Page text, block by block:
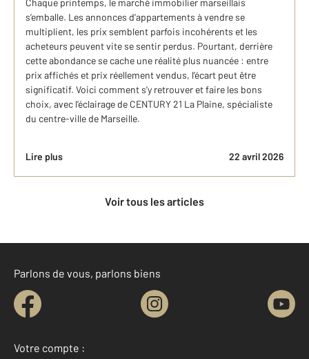
Chaque printemps, le marché immobilier marseillais
s’emballe. Les annonces d’appartements à vendre se
multiplient, les prix semblent parfois incohérents et les
acheteurs peuvent vite se sentir perdus. Pourtant, derrière
cette abondance se cache une réalité plus nuancée : entre
prix affichés et prix réellement vendus, l’écart peut être
significatif. Voici comment s’y retrouver et faire les bons
choix, avec l’éclairage de CENTURY 21 La Plaine, spécialiste
du centre-ville de Marseille.
Lire plus 22 avril 2026
Voir tous les articles
Parlons de vous, parlons biens
Votre compte :